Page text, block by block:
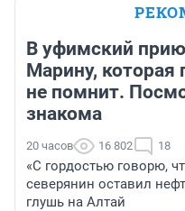
В уфимский
Марину, которая
не помнит.
знакома
20 часов 16 802 18
«С гордостью говорю,
северянин оставил
глушь на Алтай